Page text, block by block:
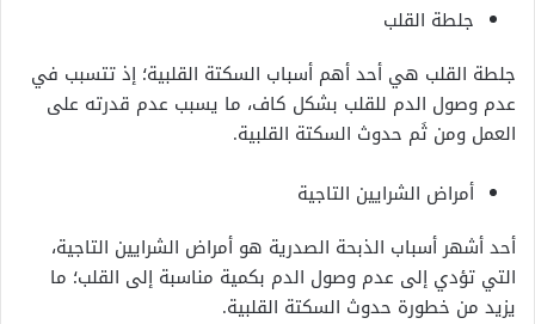
جلطة القلب
جلطة القلب هي أحد أهم أسباب السكتة القلبية؛ إذ تتسبب في
عدم وصول الدم للقلب بشكل كاف، ما يسبب عدم قدرته على
العمل ومن ثَم حدوث السكتة القلبية.
أمراض الشرايين التاجية
أحد أشهر أسباب الذبحة الصدرية هو أمراض الشرايين التاجية،
التي تؤدي إلى عدم وصول الدم بكمية مناسبة إلى القلب؛ ما
يزيد من خطورة حدوث السكتة القلبية.